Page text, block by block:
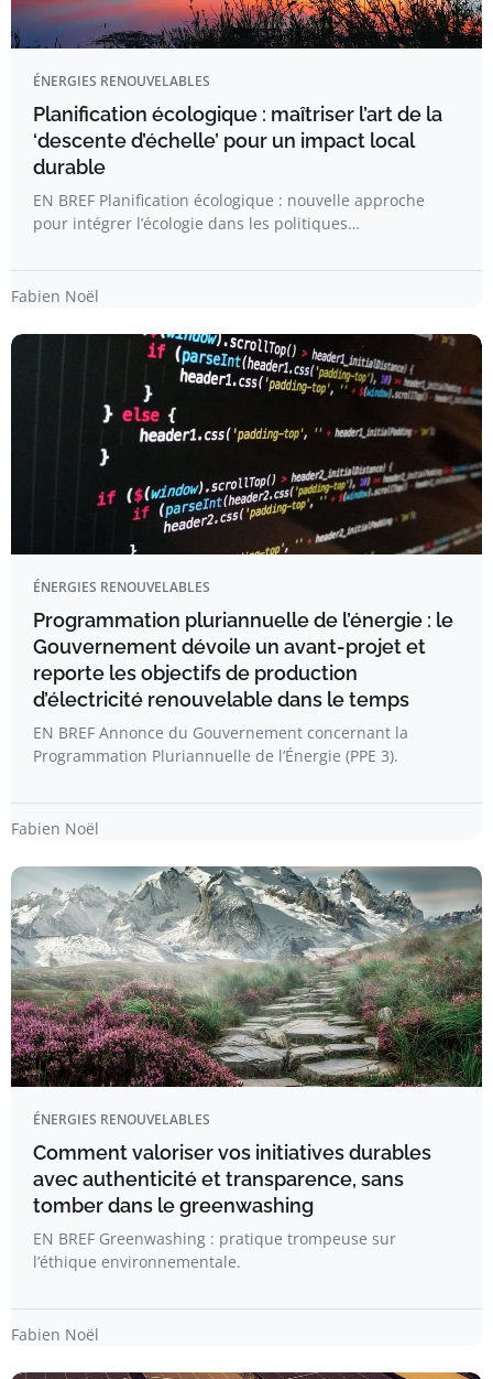
ÉNERGIES RENOUVELABLES
Planification écologique : maîtriser l’art de la
‘descente d’échelle’ pour un impact local
durable
EN BREF Planification écologique : nouvelle approche
pour intégrer l’écologie dans les politiques…
Fabien Noël
ÉNERGIES RENOUVELABLES
Programmation pluriannuelle de l’énergie : le
Gouvernement dévoile un avant-projet et
reporte les objectifs de production
d’électricité renouvelable dans le temps
EN BREF Annonce du Gouvernement concernant la
Programmation Pluriannuelle de l’Énergie (PPE 3).
Fabien Noël
ÉNERGIES RENOUVELABLES
Comment valoriser vos initiatives durables
avec authenticité et transparence, sans
tomber dans le greenwashing
EN BREF Greenwashing : pratique trompeuse sur
l’éthique environnementale.
Fabien Noël